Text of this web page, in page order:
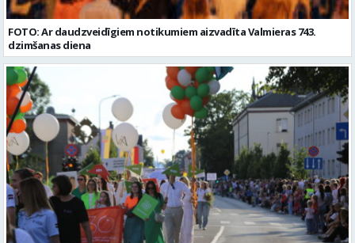
FOTO: Ar daudzveidīgiem notikumiem aizvadīta Valmieras 743.
dzimšanas diena